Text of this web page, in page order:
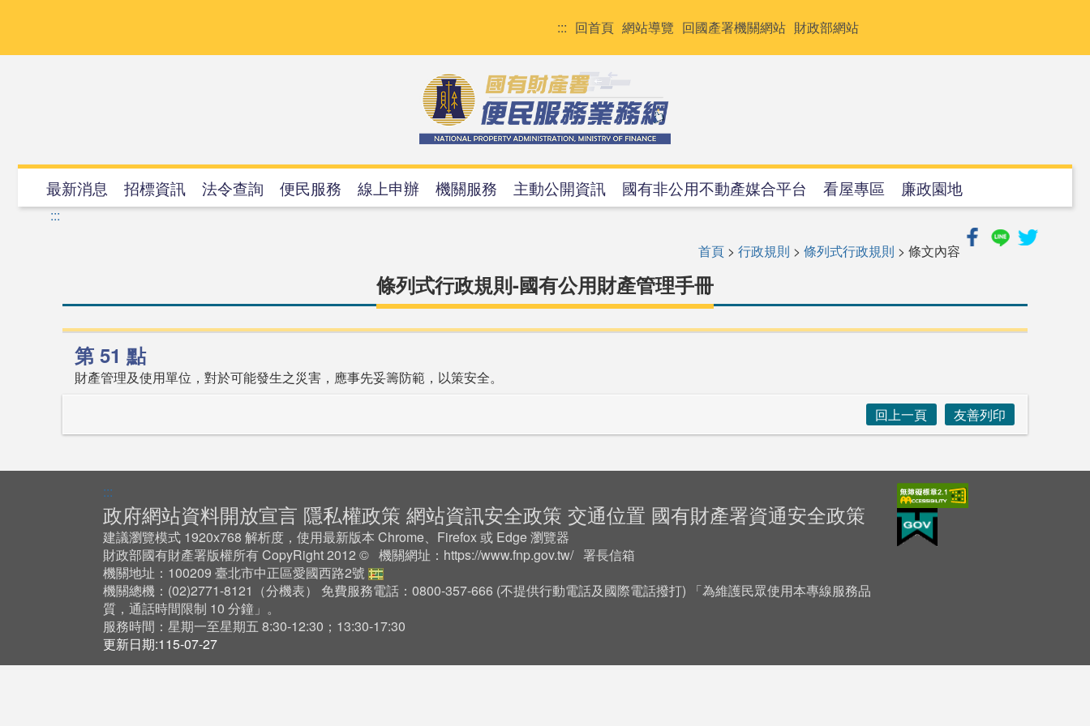
要
::: 回首頁 網站導覽 回國產署機關網站 財政部網站
最新消息 招標資訊 法令查詢 便民服務 線上申辦 機關服務 主動公開資訊 國有非公用不動產媒合平台 看屋專區 廉政園地
:::
首頁 > 行政規則 > 條列式行政規則 > 條文內容
條列式行政規則-國有公用財產管理手冊
第 51 點
財產管理及使用單位，對於可能發生之災害，應事先妥籌防範，以策安全。
回上一頁
友善列印
:::
政府網站資料開放宣言 隱私權政策 網站資訊安全政策 交通位置 國有財產署資通安全政策
建議瀏覽模式 1920x768 解析度，使用最新版本 Chrome、Firefox 或 Edge 瀏覽器
財政部國有財產署版權所有 CopyRight 2012 © 機關網址： https://www.fnp.gov.tw/ 署長信箱
機關地址：100209 臺北市中正區愛國西路2號
機關總機：(02)2771-8121（分機表） 免費服務電話：0800-357-666 (不提供行動電話及國際電話撥打) 「為維護民眾使用本專線服務品
質，通話時間限制 10 分鐘」。
服務時間：星期一至星期五 8:30-12:30；13:30-17:30
更新日期:115-07-27